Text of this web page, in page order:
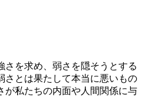
さを求め、弱さを隠そうとする
さとは果たして本当に悪いもの
が私たちの内面や人間関係に与